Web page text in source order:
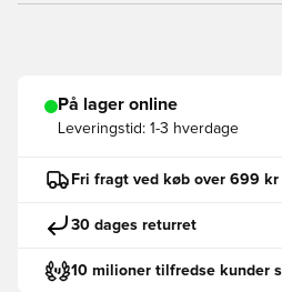
På lager online
Leveringstid: 1-3 hverdage
Fri fragt ved køb over 699 kr
30 dages returret
10 milioner tilfredse kunder